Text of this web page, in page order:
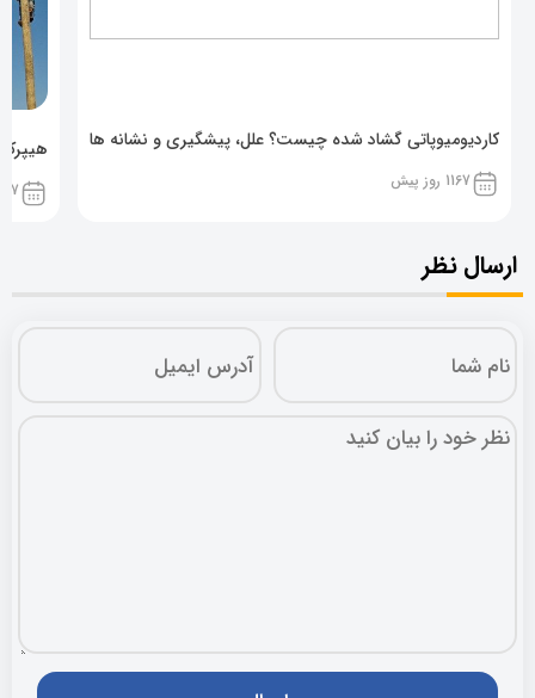
کاردیومیوپاتی گشاد شده چیست؟ علل، پیشگیری و نشانه ها
1167 روز پیش 1167
ارسال نظر